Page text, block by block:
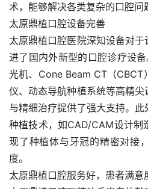
术，能够解决各类复杂的口腔问
太原鼎植口腔设备完善
太原鼎植口腔医院深知设备对于
进了国内外新型的口腔诊疗设
光机、Cone Beam CT（CBCT
仪、动态导航种植系统等高精
与精细治疗提供了强大支持。
种植技术，如CAD/CAM设计制
现了种植体与牙冠的精密对接
度。
太原鼎植口腔服务好，患者满意